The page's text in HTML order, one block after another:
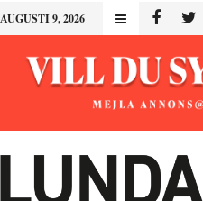
AUGUSTI 9, 2026